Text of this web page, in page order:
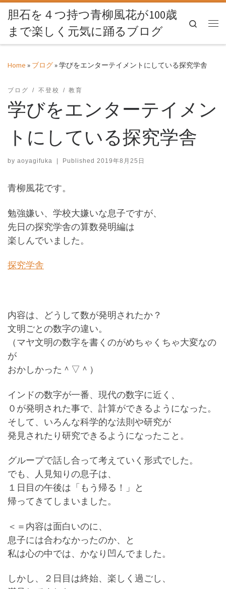
Skip to content
胆石を４つ持つ青柳風花が100歳
まで楽しく元気に踊るブログ
Search
Home » ブログ»学びをエンターテイメントにしている探究学舎
ブログ 不登校 教育
学びをエンターテイメン
トにしている探究学舎
by aoyagifuka Published 2019年8月25日
青柳風花です。
勉強嫌い、学校大嫌いな息子ですが、
先日の探究学舎の算数発明編は
楽しんでいました。
探究学舎
内容は、どうして数が発明されたか？
文明ごとの数字の違い。
（マヤ文明の数字を書くのがめちゃくちゃ大変なの
が
おかしかった＾▽＾）
インドの数字が一番、現代の数字に近く、
０が発明された事で、計算ができるようになった。
そして、いろんな科学的な法則や研究が
発見されたり研究できるようになったこと。
グループで話し合って考えていく形式でした。
でも、人見知りの息子は、
１日目の午後は「もう帰る！」と
帰ってきてしまいました。
＜＝内容は面白いのに、
息子には合わなかったのか、と
私は心の中では、かなり凹んでました。
しかし、２日目は終始、楽しく過ごし、